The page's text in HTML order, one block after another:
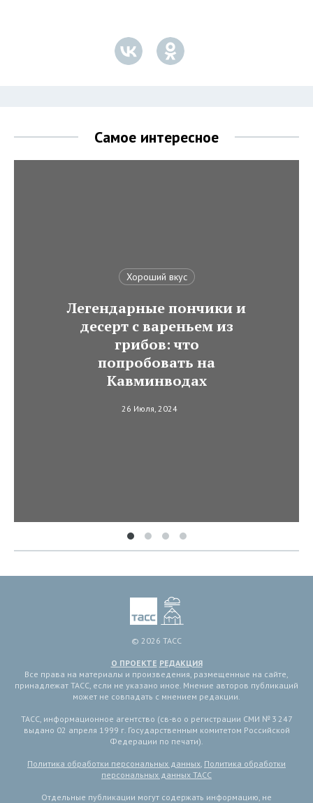
Самое интересное
Хороший вкус
Легендарные пончики и
десерт с вареньем из
грибов: что
попробовать на
Кавминводах
26 Июля, 2024
© 2026 ТАСС
О ПРОЕКТЕ РЕДАКЦИЯ
Все права на материалы и произведения, размещенные на сайте,
принадлежат ТАСС, если не указано иное. Мнение авторов публикаций
может не совпадать с мнением редакции.
ТАСС, информационное агентство (св-во о регистрации СМИ № 3 247
выдано 02 апреля 1999 г. Государственным комитетом Российской
Федерации по печати).
Политика обработки персональных данных, Политика обработки
персональных данных ТАСС
Отдельные публикации могут содержать информацию, не